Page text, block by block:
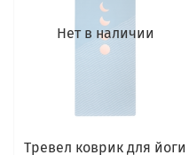
Нет в наличии
Тревел коврик для йоги